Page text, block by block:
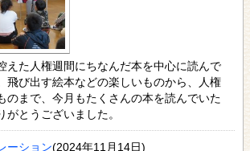
えた人権週間にちなんだ本を中心に読んで
飛び出す絵本などの楽しいものから、人権
のまで、今月もたくさんの本を読んでいた
がとうございました。
ーション(2024年11月14日)